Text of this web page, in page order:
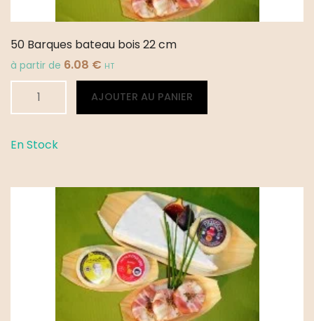
50 Barques bateau bois 22 cm
à partir de 6.08 € HT
Barques
22
AJOUTER AU PANIER
Alternative:
En Stock